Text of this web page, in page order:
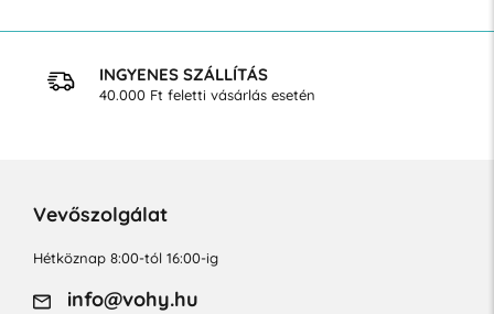
INGYENES SZÁLLÍTÁS
40.000 Ft feletti vásárlás esetén
Vevőszolgálat
Hétköznap 8:00-tól 16:00-ig
info@vohy.hu